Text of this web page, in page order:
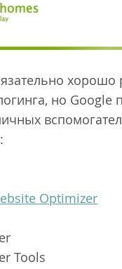
хорошо
но Google
Optimizer
Tools